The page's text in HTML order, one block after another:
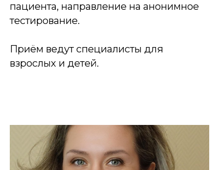
пациента, направление на анонимное
тестирование.
Приём ведут специалисты для
взрослых и детей.